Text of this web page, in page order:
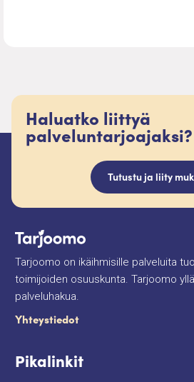
Haluatko liittyä
palveluntarjoajaksi?
Tutustu ja liity
Tarjoomo on ikäihmisille palveluita
toimijoiden osuuskunta. Tarjoomo
palveluhakua.
Yhteystiedot
Pikalinkit